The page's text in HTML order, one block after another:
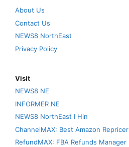
About Us
Contact Us
NEWS8 NorthEast
Privacy Policy
Visit
NEWS8 NE
INFORMER NE
NEWS8 NorthEast I Hin
ChannelMAX: Best Amazon Repricer
RefundMAX: FBA Refunds Manager